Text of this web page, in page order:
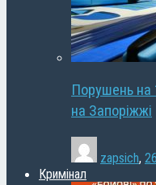
Порушень на
на Запоріжжі
zapsich,
Кримінал